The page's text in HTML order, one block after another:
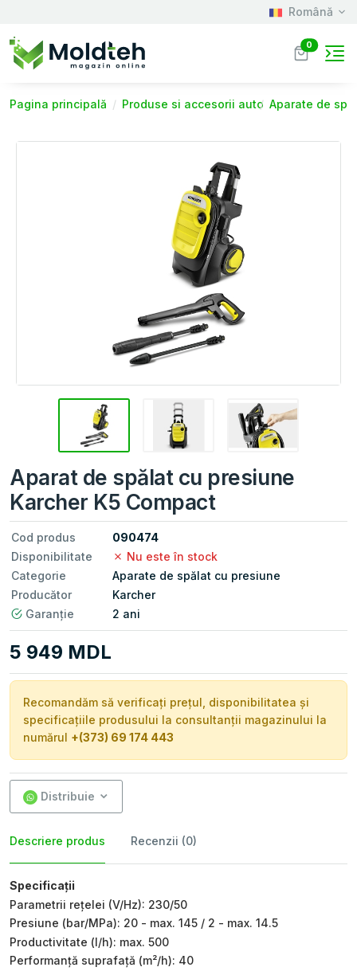
Română
0
Pagina principală Produse si accesorii auto Aparate de
Aparat de spălat cu presiune
Karcher K5 Compact
Cod produs
090474
Disponibilitate
Nu este în stock
Categorie
Aparate de spălat cu presiune
Producător
Karcher
Garanție
2 ani
5 949 MDL
Recomandăm să verificați prețul, disponibilitatea și
specificațiile produsului la consultanții magazinului la
numărul +(373) 69 174 443
Distribuie
Descriere produs Recenzii (0)
Specificații
Parametrii rețelei (V/Hz): 230/50
Presiune (bar/MPa): 20 - max. 145 / 2 - max. 14.5
Productivitate (l/h): max. 500
Performanță suprafață (m²/h): 40